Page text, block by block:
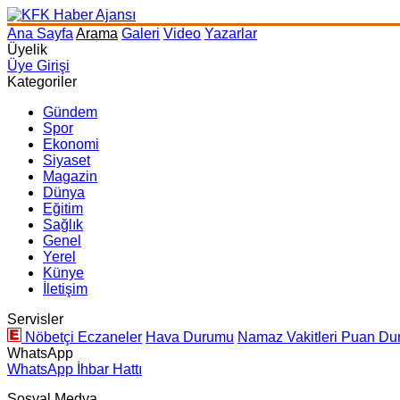
Ana Sayfa Arama Galeri Video Yazarlar
Üyelik
Üye Girişi
Kategoriler
Gündem
Spor
Ekonomi
Siyaset
Magazin
Dünya
Eğitim
Sağlık
Genel
Yerel
Künye
İletişim
Servisler
Nöbetçi Eczaneler Hava Durumu Namaz Vakitleri Puan
WhatsApp
WhatsApp İhbar Hattı